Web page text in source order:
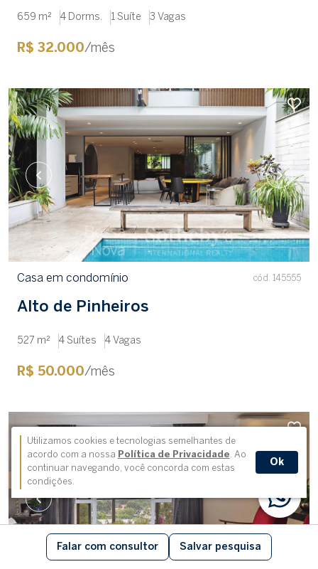
Utilizamos cookies e tecnologias semelhantes de
acordo com a nossa Política de Privacidade. Ao
continuar navegando, você concorda com estas
condições.
Ok
659 m² 4 Dorms. 1 Suíte 3 Vagas
R$ 32.000/mês
Casa em condomínio cód. 145555
Alto de Pinheiros
527 m² 4 Suítes 4 Vagas
R$ 50.000/mês
Falar com consultor Salvar pesquisa